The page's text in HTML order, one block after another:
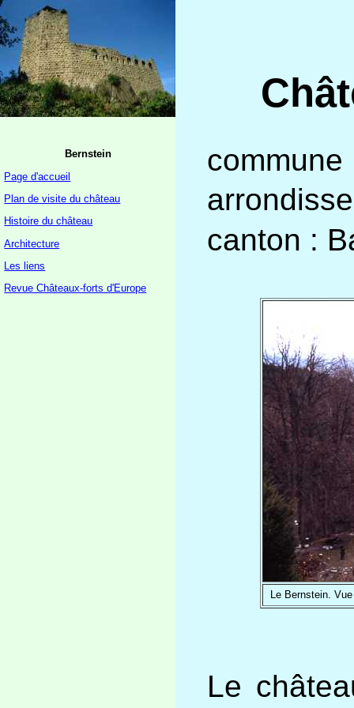
Bernstein
Page d'accueil
Plan de visite du château
Histoire du château
Architecture
Les liens
Revue Châteaux-forts d'Europe
commune
canton :
Le Bernstein.
Le